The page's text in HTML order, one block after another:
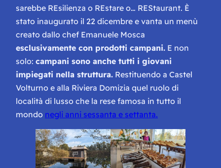
sarebbe REsilienza o REstare o… REStaurant. È
stato inaugurato il 22 dicembre e vanta un menù
creato dallo chef Emanuele Mosca
esclusivamente con prodotti campani. E non
solo: campani sono anche tutti i giovani
impiegati nella struttura. Restituendo a Castel
Volturno e alla Riviera Domizia quel ruolo di
località di lusso che la rese famosa in tutto il
mondo negli anni sessanta e settanta.